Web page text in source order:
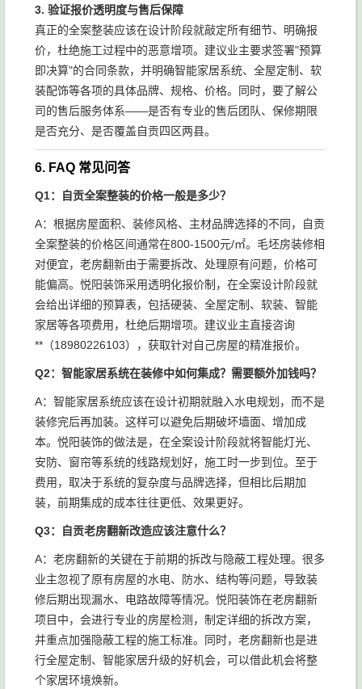
3. 验证报价透明度与售后保障
真正的全案整装应该在设计阶段就敲定所有细节、明确报
价，杜绝施工过程中的恶意增项。建议业主要求签署"预算
即决算"的合同条款，并明确智能家居系统、全屋定制、软
装配饰等各项的具体品牌、规格、价格。同时，要了解公
司的售后服务体系——是否有专业的售后团队、保修期限
是否充分、是否覆盖自贡四区两县。
6. FAQ 常见问答
Q1：自贡全案整装的价格一般是多少？
A：根据房屋面积、装修风格、主材品牌选择的不同，自贡
全案整装的价格区间通常在800-1500元/㎡。毛坯房装修相
对便宜，老房翻新由于需要拆改、处理原有问题，价格可
能偏高。悦阳装饰采用透明化报价制，在全案设计阶段就
会给出详细的预算表，包括硬装、全屋定制、软装、智能
家居等各项费用，杜绝后期增项。建议业主直接咨询
**（18980226103），获取针对自己房屋的精准报价。
Q2：智能家居系统在装修中如何集成？需要额外加钱吗？
A：智能家居系统应该在设计初期就融入水电规划，而不是
装修完后再加装。这样可以避免后期破坏墙面、增加成
本。悦阳装饰的做法是，在全案设计阶段就将智能灯光、
安防、窗帘等系统的线路规划好，施工时一步到位。至于
费用，取决于系统的复杂度与品牌选择，但相比后期加
装，前期集成的成本往往更低、效果更好。
Q3：自贡老房翻新改造应该注意什么？
A：老房翻新的关键在于前期的拆改与隐蔽工程处理。很多
业主忽视了原有房屋的水电、防水、结构等问题，导致装
修后期出现漏水、电路故障等情况。悦阳装饰在老房翻新
项目中，会进行专业的房屋检测，制定详细的拆改方案，
并重点加强隐蔽工程的施工标准。同时，老房翻新也是进
行全屋定制、智能家居升级的好机会，可以借此机会将整
个家居环境焕新。